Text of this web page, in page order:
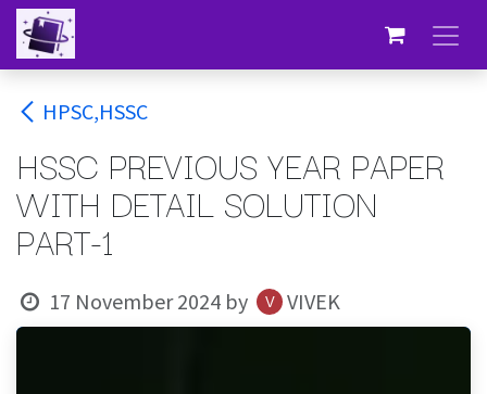
Skip to Content
HPSC,HSSC
HSSC PREVIOUS YEAR PAPER
WITH DETAIL SOLUTION
PART-1
17 November 2024 by VIVEK